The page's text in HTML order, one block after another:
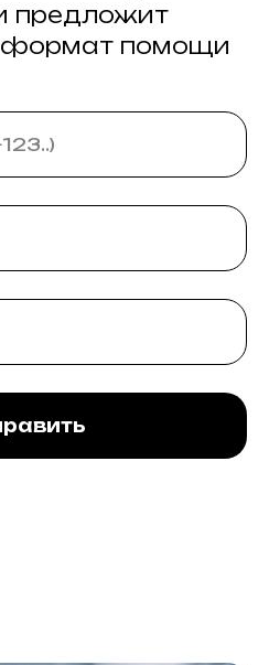
предложит
формат помощи